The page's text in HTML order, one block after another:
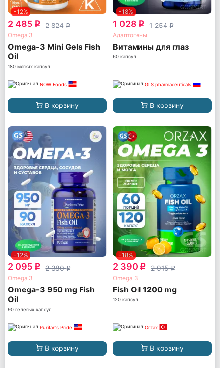
-12%
2 485 q 2 824q
Omega 3
Omega-3 Mini Gels Fish
Oil
180 мягких капсул
NOW Foods
В корзину
-18%
1 028 q 1 254q
Адаптогены
Витамины для глаз
60 капсул
GLS pharmaceuticals
В корзину
-12%
2 095 q 2 380q
Omega 3
Omega-3 950 mg Fish
Oil
90 гелевых капсул
Puritan's Pride
В корзину
-18%
2 390 q 2 915q
Omega 3
Fish Oil 1200 mg
120 капсул
Orzax
В корзину